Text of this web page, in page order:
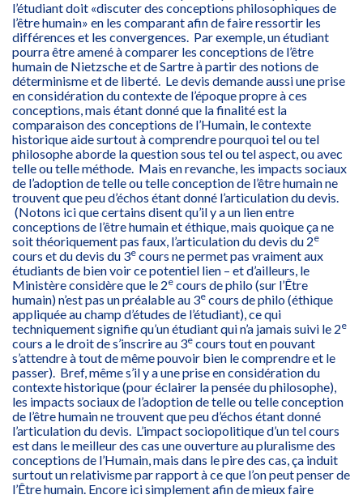
l’étudiant doit «discuter des conceptions philosophiques de
l’être humain» en les comparant afin de faire ressortir les
différences et les convergences. Par exemple, un étudiant
pourra être amené à comparer les conceptions de l’être
humain de Nietzsche et de Sartre à partir des notions de
déterminisme et de liberté. Le devis demande aussi une prise
en considération du contexte de l’époque propre à ces
conceptions, mais étant donné que la finalité est la
comparaison des conceptions de l’Humain, le contexte
historique aide surtout à comprendre pourquoi tel ou tel
philosophe aborde la question sous tel ou tel aspect, ou avec
telle ou telle méthode. Mais en revanche, les impacts sociaux
de l’adoption de telle ou telle conception de l’être humain ne
trouvent que peu d’échos étant donné l’articulation du devis.
(Notons ici que certains disent qu’il y a un lien entre
conceptions de l’être humain et éthique, mais quoique ça ne
soit théoriquement pas faux, l’articulation du devis du 2e
cours et du devis du 3e cours ne permet pas vraiment aux
étudiants de bien voir ce potentiel lien – et d’ailleurs, le
Ministère considère que le 2e cours de philo (sur l’Être
humain) n’est pas un préalable au 3e cours de philo (éthique
appliquée au champ d’études de l’étudiant), ce qui
techniquement signifie qu’un étudiant qui n’a jamais suivi le 2e
cours a le droit de s’inscrire au 3e cours tout en pouvant
s’attendre à tout de même pouvoir bien le comprendre et le
passer). Bref, même s’il y a une prise en considération du
contexte historique (pour éclairer la pensée du philosophe),
les impacts sociaux de l’adoption de telle ou telle conception
de l’être humain ne trouvent que peu d’échos étant donné
l’articulation du devis. L’impact sociopolitique d’un tel cours
est dans le meilleur des cas une ouverture au pluralisme des
conceptions de l’Humain, mais dans le pire des cas, ça induit
surtout un relativisme par rapport à ce que l’on peut penser de
l’Être humain. Encore ici simplement afin de mieux faire